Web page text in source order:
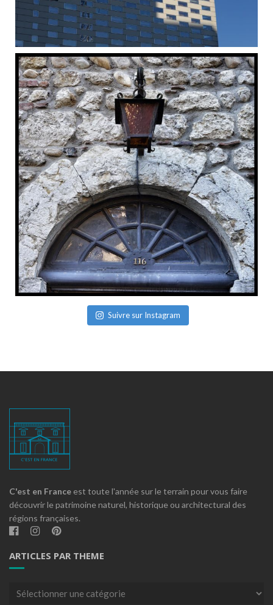
Suivre sur Instagram
C'est en France est toute l'année sur le terrain pour vous faire
découvrir le patrimoine naturel, historique ou architectural des
régions françaises.
ARTICLES PAR THEME
Articles